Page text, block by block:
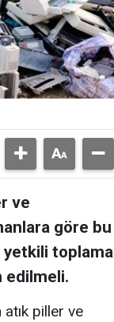
ve
göre bu
yetkili toplama
edilmeli.
atık piller ve